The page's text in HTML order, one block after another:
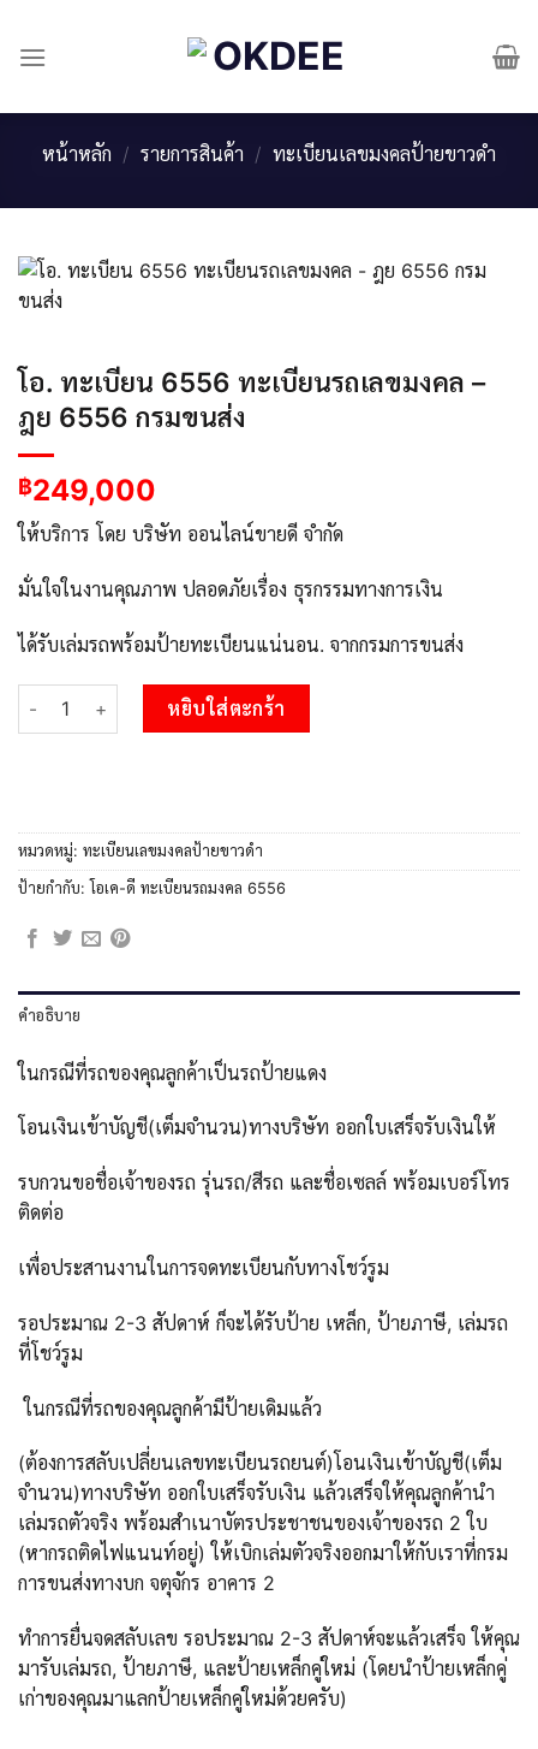
content
หน้าหลัก / รายการสินค้า / ทะเบียนเลขมงคลป้ายขาวดำ
โอ. ทะเบียน 6556 ทะเบียนรถเลขมงคล –
ฎย 6556 กรมขนส่ง
฿249,000
ให้บริการ โดย บริษัท ออนไลน์ขายดี จำกัด
มั่นใจในงานคุณภาพ ปลอดภัยเรื่อง ธุรกรรมทางการเงิน
ได้รับเล่มรถพร้อมป้ายทะเบียนแน่นอน. จากกรมการขนส่ง
จำนวน โอ. ทะเบียน 6556 ทะเบียนรถเลขมงคล - ฎย 6556 กรมขนส่
หยิบใส่ตะกร้า
หมวดหมู่: ทะเบียนเลขมงคลป้ายขาวดำ
ป้ายกำกับ: โอเค-ดี ทะเบียนรถมงคล 6556
คำอธิบาย
ในกรณีที่รถของคุณลูกค้าเป็นรถป้ายแดง
โอนเงินเข้าบัญชี(เต็มจำนวน)ทางบริษัท ออกใบเสร็จรับเงินให้
รบกวนขอชื่อเจ้าของรถ รุ่นรถ/สีรถ และชื่อเซลล์ พร้อมเบอร์โทร
ติดต่อ
เพื่อประสานงานในการจดทะเบียนกับทางโชว์รูม
รอประมาณ 2-3 สัปดาห์ ก็จะได้รับป้าย เหล็ก, ป้ายภาษี, เล่มรถ
ที่โชว์รูม
ในกรณีที่รถของคุณลูกค้ามีป้ายเดิมแล้ว
(ต้องการสลับเปลี่ยนเลขทะเบียนรถยนต์)โอนเงินเข้าบัญชี(เต็ม
จำนวน)ทางบริษัท ออกใบเสร็จรับเงิน แล้วเสร็จให้คุณลูกค้านำ
เล่มรถตัวจริง พร้อมสำเนาบัตรประชาชนของเจ้าของรถ 2 ใบ
(หากรถติดไฟแนนท์อยู่) ให้เบิกเล่มตัวจริงออกมาให้กับเราที่กรม
การขนส่งทางบก จตุจักร อาคาร 2
ทำการยื่นจดสลับเลข รอประมาณ 2-3 สัปดาห์จะแล้วเสร็จ ให้คุณ
มารับเล่มรถ, ป้ายภาษี, และป้ายเหล็กคู่ใหม่ (โดยนำป้ายเหล็กคู่
เก่าของคุณมาแลกป้ายเหล็กคู่ใหม่ด้วยครับ)